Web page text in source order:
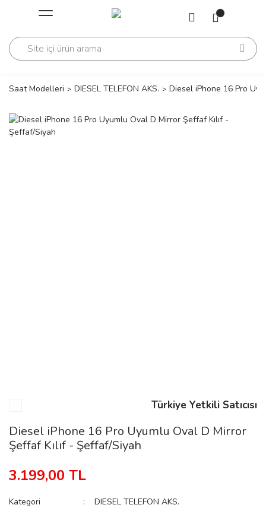
Geri Dön
Geri Dön
Saat Modelleri DIESEL TELEFON AKS. Diesel iPhone 16 Pro
Türkiye Yetkili Satıcısı
Diesel iPhone 16 Pro Uyumlu Oval D Mirror
Şeffaf Kılıf - Şeffaf/Siyah
3.199,00 TL
Kategori
DIESEL TELEFON AKS.